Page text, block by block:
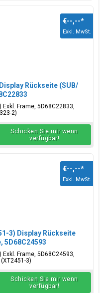
Rückseite (SUB/
Frame, 5D68C22833,
2)
€--,--*
Exkl. MwSt.
Schicken Sie mir wenn
verfügbar!
3) Display Rückseite
5D68C24593
Frame, 5D68C24593,
3)
€--,--*
Exkl. MwSt.
Schicken Sie mir wenn
verfügbar!